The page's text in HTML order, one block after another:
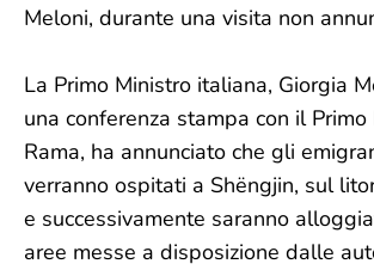
Meloni, durante una visita non
La Primo Ministro italiana, Giorgia
una conferenza stampa con il
Rama, ha annunciato che gli
verranno ospitati a Shëngjin, sul
e successivamente saranno
aree messe a disposizione dalle